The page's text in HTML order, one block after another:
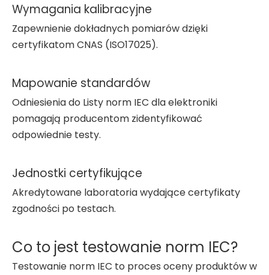
Wymagania kalibracyjne
Zapewnienie dokładnych pomiarów dzięki
certyfikatom CNAS (ISO17025).
Mapowanie standardów
Odniesienia do Listy norm IEC dla elektroniki
pomagają producentom zidentyfikować
odpowiednie testy.
Jednostki certyfikujące
Akredytowane laboratoria wydające certyfikaty
zgodności po testach.
Co to jest testowanie norm IEC?
Testowanie norm IEC to proces oceny produktów w